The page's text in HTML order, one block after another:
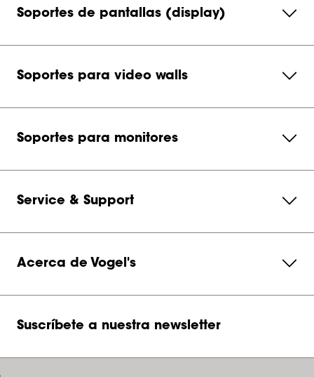
Soportes de pantallas (display)
Soportes para video walls
Soportes para monitores
Service & Support
Acerca de Vogel's
Suscríbete a nuestra newsletter